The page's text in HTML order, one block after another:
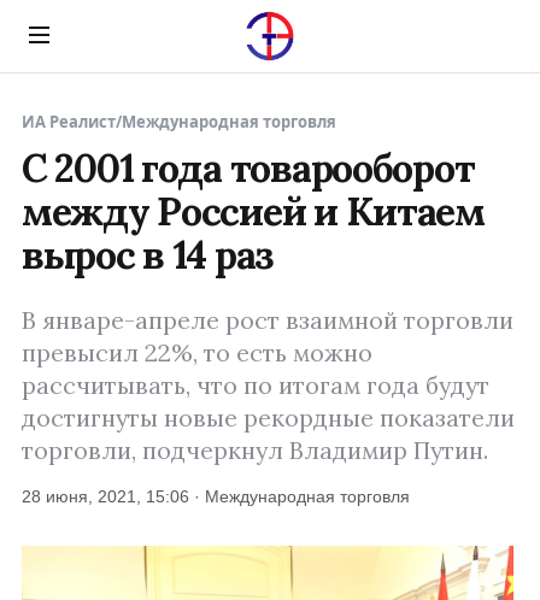
Menu
ИА Реалист/Международная торговля
С 2001 года товарооборот
между Россией и Китаем
вырос в 14 раз
В январе-апреле рост взаимной торговли
превысил 22%, то есть можно
рассчитывать, что по итогам года будут
достигнуты новые рекордные показатели
торговли, подчеркнул Владимир Путин.
28 июня, 2021, 15:06 · Международная торговля